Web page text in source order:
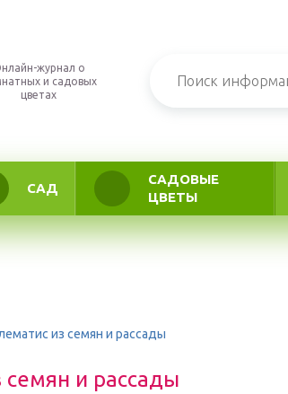
журнал о
и садовых
цветах
САД
САДОВЫЕ
ЦВЕТЫ
из семян и рассады
семян и рассады